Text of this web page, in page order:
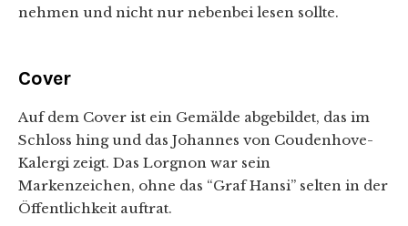
nehmen und nicht nur nebenbei lesen sollte.
Cover
Auf dem Cover ist ein Gemälde abgebildet, das im
Schloss hing und das Johannes von Coudenhove-
Kalergi zeigt. Das Lorgnon war sein
Markenzeichen, ohne das “Graf Hansi” selten in der
Öffentlichkeit auftrat.